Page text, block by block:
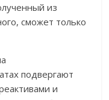
из
сможет только
подвергают
и